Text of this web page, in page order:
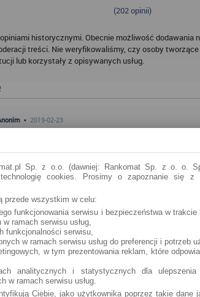
(202opinii)
historycznymi. Obecnie możliwość dodawania
treści. Nie weryfikowaliśmy, czy osoby
lub korzystały z opisywanych usług.
• 2019-02-23
Wiele już razy zdarzyło się że mając pieniądze na
smsa nie dostałem .. Mogli chociaż poinformować o
np w dniu dzisiejszym możliwości wypłacenia pieniędzy
i nawet tego nie chce im się zrobić ... Pora na zmiane banku
Najczęściej komentowane
na rynku usług, a może przede wszystkim ich
się do tego, że firmy budują ofertę w...
Sp. z o.o. (dawniej: Rankomat Sp. z o. o.
cookies. Prosimy o zapoznanie się z
przede wszystkim w celu:
funkcjonowania serwisu i bezpieczeństwa w
ramach serwisu usług,
funkcjonalności serwisu,
w ramach serwisu usług do preferencji i potrzeb
w tym prezentowania reklam, które
analitycznych i statystycznych dla
w ramach serwisu usług.
Ciebie, jako użytkownika poprzez takie dane